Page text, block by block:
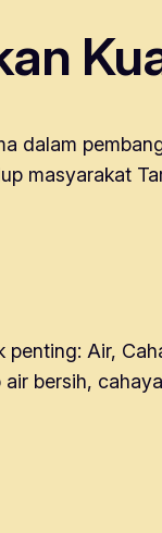
dalam
masyarakat
Air,
bersih,